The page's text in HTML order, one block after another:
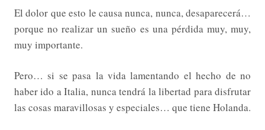
El dolor que esto le causa nunca, nunca, desaparecerá…
porque no realizar un sueño es una pérdida muy, muy,
muy importante.
Pero… si se pasa la vida lamentando el hecho de no
haber ido a Italia, nunca tendrá la libertad para disfrutar
las cosas maravillosas y especiales… que tiene Holanda.